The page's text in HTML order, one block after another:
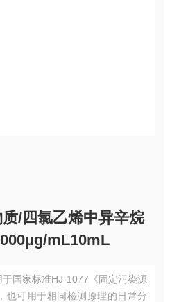
/四氯乙烯中异辛烷
mL10mL
国家标准HJ-1077《固定污染源
也可用于相同检测原理的日常分